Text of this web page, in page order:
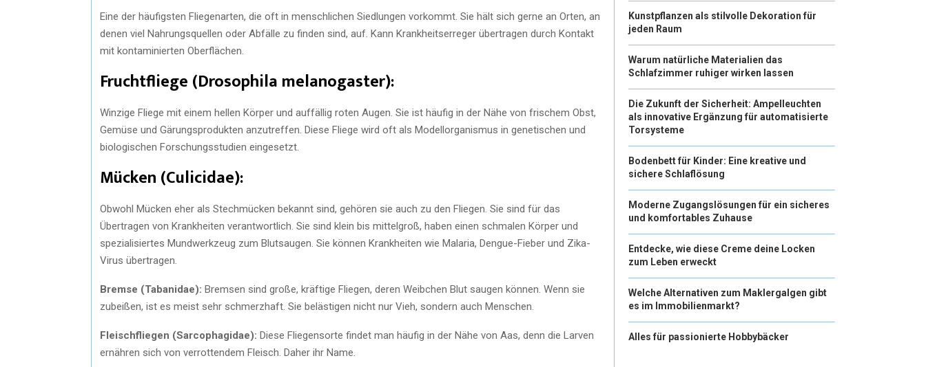
Eine der häufigsten Fliegenarten, die oft in menschlichen Siedlungen vorkommt. Sie hält sich gerne an Orten, an
denen viel Nahrungsquellen oder Abfälle zu finden sind, auf. Kann Krankheitserreger übertragen durch Kontakt
mit kontaminierten Oberflächen.
Fruchtfliege (Drosophila melanogaster):
Winzige Fliege mit einem hellen Körper und auffällig roten Augen. Sie ist häufig in der Nähe von frischem Obst,
Gemüse und Gärungsprodukten anzutreffen. Diese Fliege wird oft als Modellorganismus in genetischen und
biologischen Forschungsstudien eingesetzt.
Mücken (Culicidae):
Obwohl Mücken eher als Stechmücken bekannt sind, gehören sie auch zu den Fliegen. Sie sind für das
Übertragen von Krankheiten verantwortlich. Sie sind klein bis mittelgroß, haben einen schmalen Körper und
spezialisiertes Mundwerkzeug zum Blutsaugen. Sie können Krankheiten wie Malaria, Dengue-Fieber und Zika-
Virus übertragen.
Bremse (Tabanidae): Bremsen sind große, kräftige Fliegen, deren Weibchen Blut saugen können. Wenn sie
zubeißen, ist es meist sehr schmerzhaft. Sie belästigen nicht nur Vieh, sondern auch Menschen.
Fleischfliegen (Sarcophagidae): Diese Fliegensorte findet man häufig in der Nähe von Aas, denn die Larven
ernähren sich von verrottendem Fleisch. Daher ihr Name.
Kunstpflanzen als stilvolle Dekoration für
jeden Raum
Warum natürliche Materialien das
Schlafzimmer ruhiger wirken lassen
Die Zukunft der Sicherheit: Ampelleuchten
als innovative Ergänzung für automatisierte
Torsysteme
Bodenbett für Kinder: Eine kreative und
sichere Schlaflösung
Moderne Zugangslösungen für ein sicheres
und komfortables Zuhause
Entdecke, wie diese Creme deine Locken
zum Leben erweckt
Welche Alternativen zum Maklergalgen gibt
es im Immobilienmarkt?
Alles für passionierte Hobbybäcker